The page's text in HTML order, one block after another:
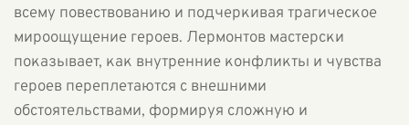
всему повествованию и подчеркивая трагическое
мироощущение героев. Лермонтов мастерски
показывает, как внутренние конфликты и чувства
героев переплетаются с внешними
обстоятельствами, формируя сложную и